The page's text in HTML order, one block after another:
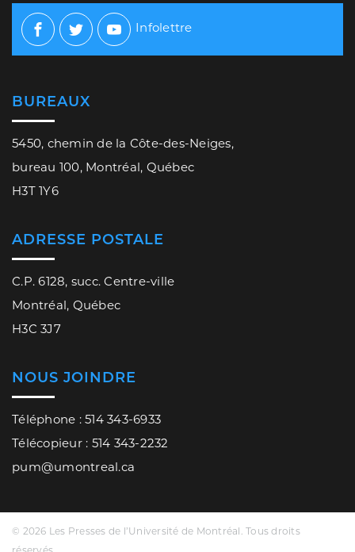
Facebook
TwitterYoutube
Infolettre
BUREAUX
5450, chemin de la Côte-des-Neiges,
bureau 100, Montréal, Québec
H3T 1Y6
ADRESSE POSTALE
C.P. 6128, succ. Centre-ville
Montréal, Québec
H3C 3J7
NOUS JOINDRE
Téléphone : 514 343-6933
Télécopieur : 514 343-2232
pum@umontreal.ca
© 2026 Les Presses de l’Université de Montréal. Tous droits